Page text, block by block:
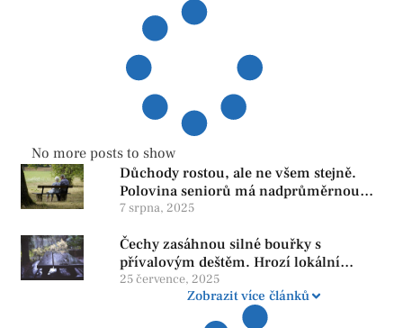
No more posts to show
Důchody rostou, ale ne všem stejně.
Polovina seniorů má nadprůměrnou
penzi, tisíce však žijí pod hranicí
reformy
7 srpna, 2025
Čechy zasáhnou silné bouřky s
přívalovým deštěm. Hrozí lokální
zatopení
25 července, 2025
Zobrazit více článků